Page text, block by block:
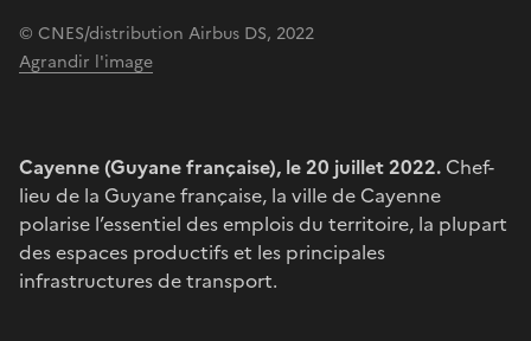
© CNES/distribution Airbus DS, 2022
Agrandir l'image
Cayenne (Guyane française), le 20 juillet 2022. Chef-
lieu de la Guyane française, la ville de Cayenne
polarise l’essentiel des emplois du territoire, la plupart
des espaces productifs et les principales
infrastructures de transport.